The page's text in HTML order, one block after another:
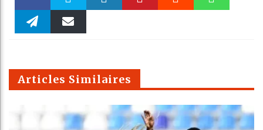
Faceboo Twitter
m
Articles Similaires